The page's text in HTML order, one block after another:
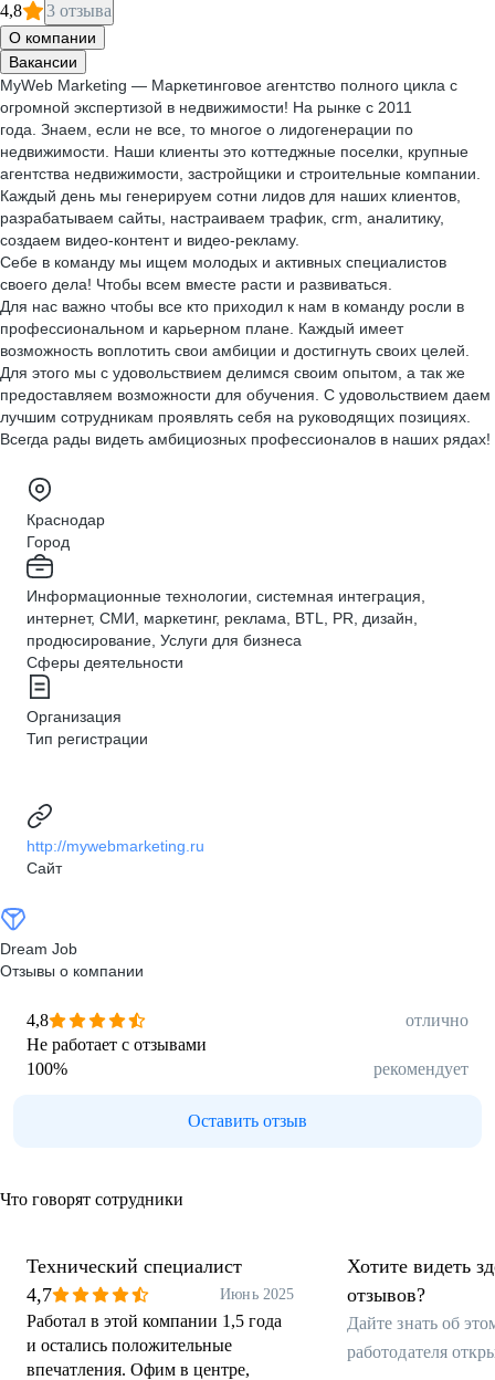
4,8 3 отзыва
О компании
Вакансии
MyWeb Marketing — Маркетинговое агентство полного цикла с
огромной экспертизой в недвижимости! На рынке с 2011
года. Знаем, если не все, то многое о лидогенерации по
недвижимости. Наши клиенты это коттеджные поселки, крупные
агентства недвижимости, застройщики и строительные компании.
Каждый день мы генерируем сотни лидов для наших клиентов,
разрабатываем сайты, настраиваем трафик, crm, аналитику,
создаем видео-контент и видео-рекламу.
Себе в команду мы ищем молодых и активных специалистов
своего дела! Чтобы всем вместе расти и развиваться.
Для нас важно чтобы все кто приходил к нам в команду росли в
профессиональном и карьерном плане. Каждый имеет
возможность воплотить свои амбиции и достигнуть своих целей.
Для этого мы с удовольствием делимся своим опытом, а так же
предоставляем возможности для обучения. С удовольствием даем
лучшим сотрудникам проявлять себя на руководящих позициях.
Всегда рады видеть амбициозных профессионалов в наших рядах!
Краснодар
Город
Информационные технологии, системная интеграция,
интернет, СМИ, маркетинг, реклама, BTL, PR, дизайн,
продюсирование, Услуги для бизнеса
Сферы деятельности
Организация
Тип регистрации
http://mywebmarketing.ru
Сайт
Dream Job
Отзывы о компании
4,8
отлично
Не работает с отзывами
100% рекомендует
Оставить отзыв
Что говорят сотрудники
Технический специалист
4,7
Июнь 2025
Работал в этой компании 1,5 года
и остались положительные
впечатления. Офим в центре,
Хотите видеть
отзывов?
Дайте знать об
работодателя